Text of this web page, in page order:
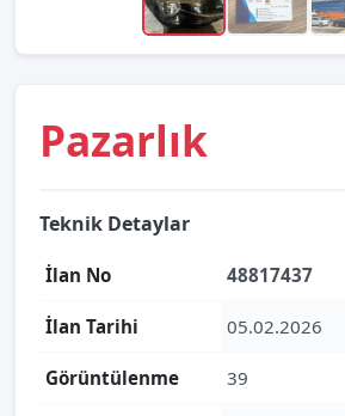
Pazarlık
Teknik Detaylar
İlan No 48817437
İlan Tarihi 05.02.2026
Görüntülenme 39